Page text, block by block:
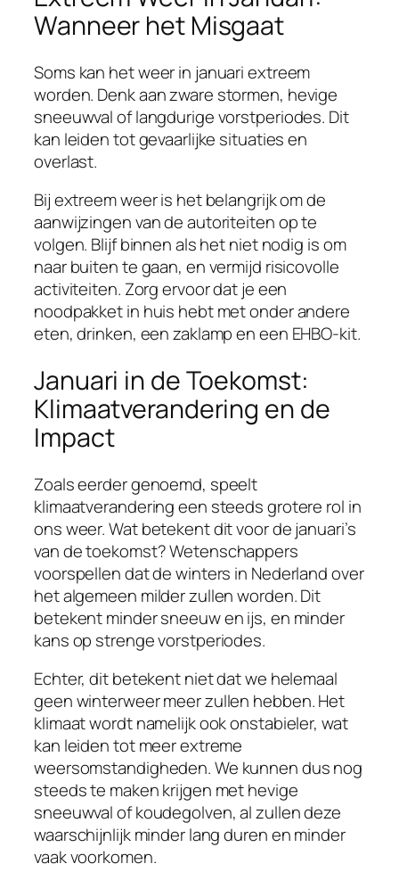
Wanneer het Misgaat
Soms kan het weer in januari extreem
worden. Denk aan zware stormen, hevige
sneeuwval of langdurige vorstperiodes. Dit
kan leiden tot gevaarlijke situaties en
overlast.
Bij extreem weer is het belangrijk om de
aanwijzingen van de autoriteiten op te
volgen. Blijf binnen als het niet nodig is om
naar buiten te gaan, en vermijd risicovolle
activiteiten. Zorg ervoor dat je een
noodpakket in huis hebt met onder andere
eten, drinken, een zaklamp en een EHBO-kit.
Januari in de Toekomst:
Klimaatverandering en de
Impact
Zoals eerder genoemd, speelt
klimaatverandering een steeds grotere rol in
ons weer. Wat betekent dit voor de januari’s
van de toekomst? Wetenschappers
voorspellen dat de winters in Nederland over
het algemeen milder zullen worden. Dit
betekent minder sneeuw en ijs, en minder
kans op strenge vorstperiodes.
Echter, dit betekent niet dat we helemaal
geen winterweer meer zullen hebben. Het
klimaat wordt namelijk ook onstabieler, wat
kan leiden tot meer extreme
weersomstandigheden. We kunnen dus nog
steeds te maken krijgen met hevige
sneeuwval of koudegolven, al zullen deze
waarschijnlijk minder lang duren en minder
vaak voorkomen.